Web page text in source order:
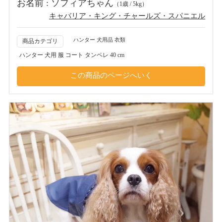
お名前 : ソフィアちゃん （1歳 / 5kg）
キャバリア・キング・チャールズ・スパニエル
商品カテゴリ ハンター 犬用品 衣類
ハンター 犬用 服 コート タンペレ 40 cm